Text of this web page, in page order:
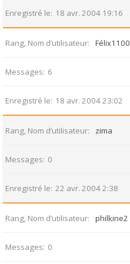
Enregistré le 18 avr. 2004 19:16
Rang, Nom d’utilisateur Félix1100
Messages 6
Enregistré le 18 avr. 2004 23:02
Rang, Nom d’utilisateur zima
Messages 0
Enregistré le 22 avr. 2004 2:38
Rang, Nom d’utilisateur philkine2
Messages 0